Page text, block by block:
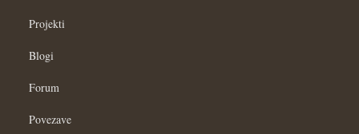
Projekti
Blogi
Forum
Povezave